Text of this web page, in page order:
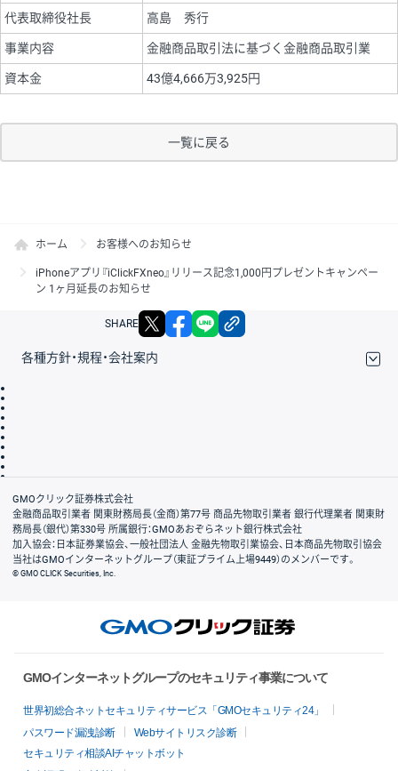
代表取締役社長 高島 秀行
事業内容 金融商品取引法に基づく金融商品取引業
資本金 43億4,666万3,925円
一覧に戻る
ホーム お客様へのお知らせ
iPhoneアプリ『iClickFXneo』リリース記念1,000円プレゼントキャンペー
ン 1ヶ月延長のお知らせ
SHARE X facebook
各種方針・規程・会社案内
会社案内
GMOクリック証券株式会社
金融商品取引業者 関東財務局長（金商）第77号 商品先物取引業者 銀行代理業者 関東財
務局長（銀代）第330号 所属銀行：GMOあおぞらネット銀行株式会社
加入協会：日本証券業協会、一般社団法人 金融先物取引業協会、日本商品先物取引協会
当社はGMOインターネットグループ（東証プライム上場9449）のメンバーです。
© GMO CLICK Securities, Inc.
GMOインターネットグループのセキュリティ事業について
世界初総合ネットセキュリティサービス「GMOセキュリティ24」
パスワード漏洩診断
Webサイトリスク診断
セキュリティ相談AIチャットボット